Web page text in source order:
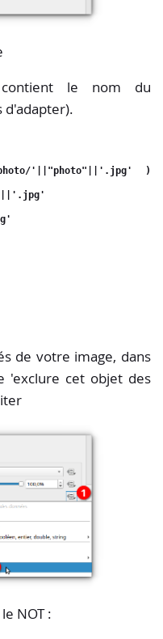
le nom du
d'adapter).
'||"photo"||'.jpg' )
de votre image, dans
'exclure cet objet des
NOT :